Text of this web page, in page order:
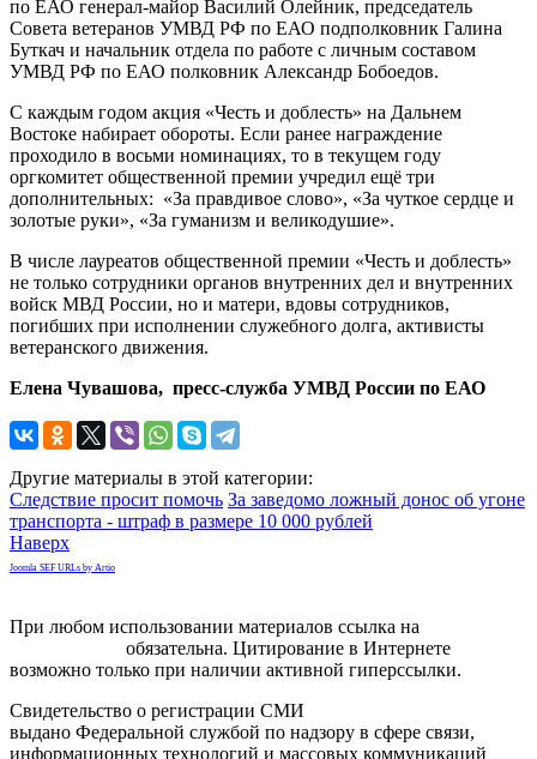
по ЕАО генерал-майор Василий Олейник, председатель
Совета ветеранов УМВД РФ по ЕАО подполковник Галина
Буткач и начальник отдела по работе с личным составом
УМВД РФ по ЕАО полковник Александр Бобоедов.
С каждым годом акция «Честь и доблесть» на Дальнем
Востоке набирает обороты. Если ранее награждение
проходило в восьми номинациях, то в текущем году
оргкомитет общественной премии учредил ещё три
дополнительных: «За правдивое слово», «За чуткое сердце и
золотые руки», «За гуманизм и великодушие».
В числе лауреатов общественной премии «Честь и доблесть»
не только сотрудники органов внутренних дел и внутренних
войск МВД России, но и матери, вдовы сотрудников,
погибших при исполнении служебного долга, активисты
ветеранского движения.
Елена Чувашова, пресс-служба УМВД России по ЕАО
Другие материалы в этой категории:
Следствие просит помочь За заведомо ложный донос об угоне
транспорта - штраф в размере 10 000 рублей
Наверх
Joomla SEF URLs by Artio
При любом использовании материалов ссылка на
обязательна. Цитирование в Интернете
возможно только при наличии активной гиперссылки.
Свидетельство о регистрации СМИ
выдано Федеральной службой по надзору в сфере связи,
информационных технологий и массовых коммуникаций